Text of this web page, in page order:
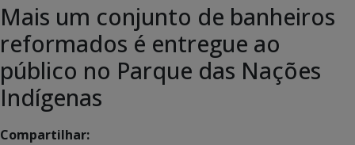
Mais um conjunto de banheiros
reformados é entregue ao
público no Parque das Nações
Indígenas
Compartilhar: